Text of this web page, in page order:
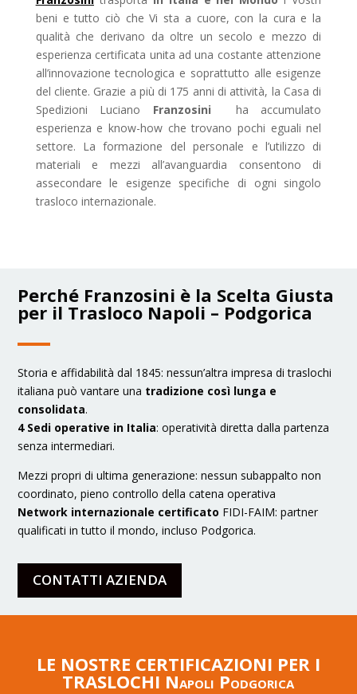
beni e tutto ciò che Vi sta a cuore, con la cura e la
qualità che derivano da oltre un secolo e mezzo di
esperienza certificata unita ad una costante attenzione
all’innovazione tecnologica e soprattutto alle esigenze
del cliente. Grazie a più di 175 anni di attività, la Casa di
Spedizioni Luciano Franzosini
ha accumulato
esperienza e know-how che trovano pochi eguali nel
settore. La formazione del personale e l’utilizzo di
materiali e mezzi all’avanguardia consentono di
assecondare le esigenze specifiche di ogni singolo
trasloco internazionale.
Perché Franzosini è la Scelta Giusta
per il Trasloco Napoli – Podgorica
Storia e affidabilità dal 1845: nessun’altra impresa di traslochi
italiana può vantare una tradizione così lunga e
consolidata.
4 Sedi operative in Italia: operatività diretta dalla partenza
senza intermediari.
Mezzi propri di ultima generazione: nessun subappalto non
coordinato, pieno controllo della catena operativa
Network internazionale certificato FIDI-FAIM: partner
qualificati in tutto il mondo, incluso Podgorica.
CONTATTI AZIENDA
LE NOSTRE CERTIFICAZIONI PER I
TRASLOCHI Napoli Podgorica